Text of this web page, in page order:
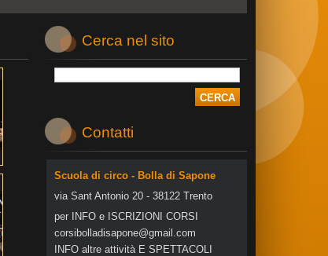
Cerca nel sito
Contatti
Scuola di circo - Bolla di Sapone
via Sant Antonio 20 - 38122 Trento
per INFO e ISCRIZIONI CORSI
corsibol ladisapone@gmail .com
INFO altre attività E SPETTACOLI